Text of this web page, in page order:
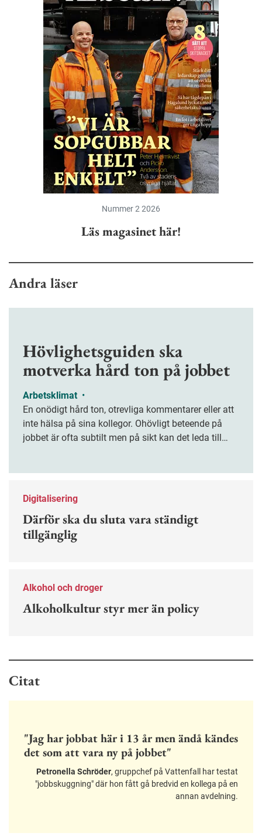
Nummer 2 2026
Läs magasinet här!
Andra läser
Hövlighetsguiden ska
motverka hård ton på jobbet
Arbetsklimat •
En onödigt hård ton, otrevliga kommentarer eller att
inte hälsa på sina kollegor. Ohövligt beteende på
jobbet är ofta subtilt men på sikt kan det leda till
Digitalisering
Därför ska du sluta vara ständigt
tillgänglig
Alkohol och droger
Alkoholkultur styr mer än policy
Citat
"Jag har jobbat här i 13 år men ändå kändes
det som att vara ny på jobbet"
Petronella Schröder, gruppchef på Vattenfall har testat
"jobbskuggning" där hon fått gå bredvid en kollega på en
annan avdelning.